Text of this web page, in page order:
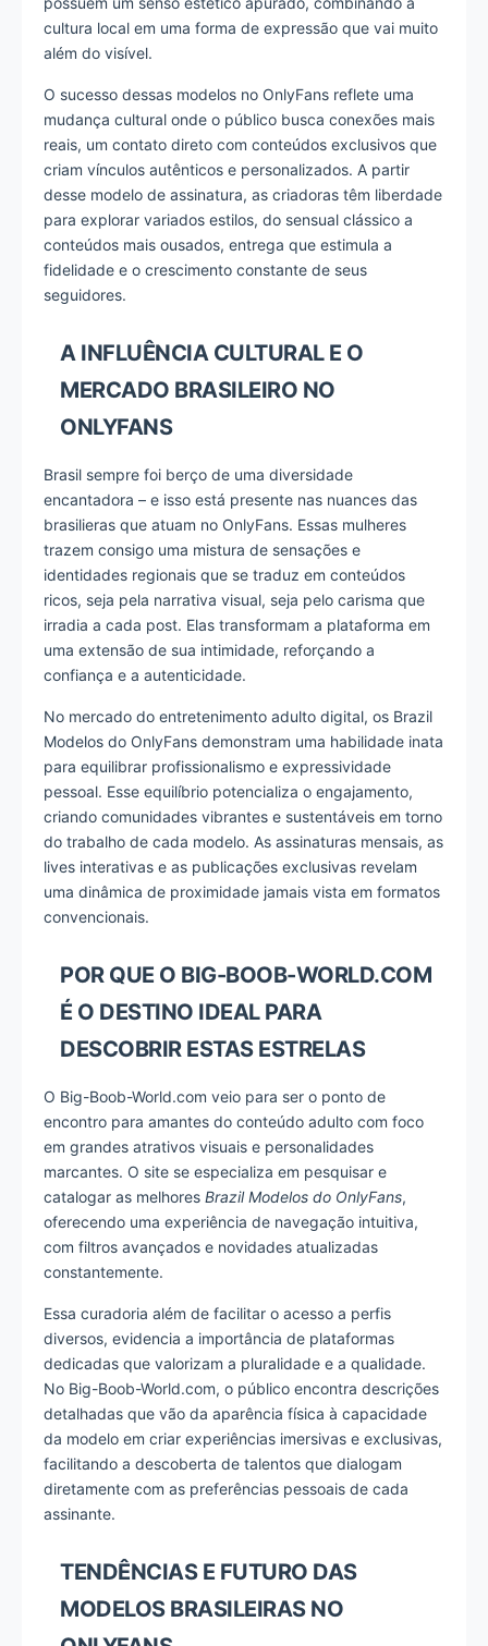
cultura local em uma forma de expressão que vai muito
além do visível.
O sucesso dessas modelos no OnlyFans reflete uma
mudança cultural onde o público busca conexões mais
reais, um contato direto com conteúdos exclusivos que
criam vínculos autênticos e personalizados. A partir
desse modelo de assinatura, as criadoras têm liberdade
para explorar variados estilos, do sensual clássico a
conteúdos mais ousados, entrega que estimula a
fidelidade e o crescimento constante de seus
seguidores.
A INFLUÊNCIA CULTURAL E O
MERCADO BRASILEIRO NO
ONLYFANS
Brasil sempre foi berço de uma diversidade
encantadora – e isso está presente nas nuances das
brasilieras que atuam no OnlyFans. Essas mulheres
trazem consigo uma mistura de sensações e
identidades regionais que se traduz em conteúdos
ricos, seja pela narrativa visual, seja pelo carisma que
irradia a cada post. Elas transformam a plataforma em
uma extensão de sua intimidade, reforçando a
confiança e a autenticidade.
No mercado do entretenimento adulto digital, os Brazil
Modelos do OnlyFans demonstram uma habilidade inata
para equilibrar profissionalismo e expressividade
pessoal. Esse equilíbrio potencializa o engajamento,
criando comunidades vibrantes e sustentáveis em torno
do trabalho de cada modelo. As assinaturas mensais, as
lives interativas e as publicações exclusivas revelam
uma dinâmica de proximidade jamais vista em formatos
convencionais.
POR QUE O BIG-BOOB-WORLD.COM
É O DESTINO IDEAL PARA
DESCOBRIR ESTAS ESTRELAS
O Big-Boob-World.com veio para ser o ponto de
encontro para amantes do conteúdo adulto com foco
em grandes atrativos visuais e personalidades
marcantes. O site se especializa em pesquisar e
catalogar as melhores Brazil Modelos do OnlyFans,
oferecendo uma experiência de navegação intuitiva,
com filtros avançados e novidades atualizadas
constantemente.
Essa curadoria além de facilitar o acesso a perfis
diversos, evidencia a importância de plataformas
dedicadas que valorizam a pluralidade e a qualidade.
No Big-Boob-World.com, o público encontra descrições
detalhadas que vão da aparência física à capacidade
da modelo em criar experiências imersivas e exclusivas,
facilitando a descoberta de talentos que dialogam
diretamente com as preferências pessoais de cada
assinante.
TENDÊNCIAS E FUTURO DAS
MODELOS BRASILEIRAS NO